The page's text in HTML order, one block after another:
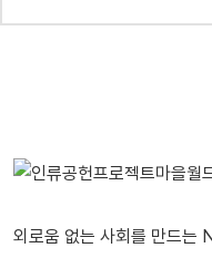
외로움 없는 사회를 만드는